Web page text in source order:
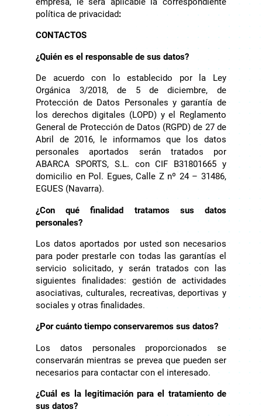
política de privacidad:
CONTACTOS
¿Quién es el responsable de sus datos?
De acuerdo con lo establecido por la Ley
Orgánica 3/2018, de 5 de diciembre, de
Protección de Datos Personales y garantía de
los derechos digitales (LOPD) y el Reglamento
General de Protección de Datos (RGPD) de 27 de
Abril de 2016, le informamos que los datos
personales aportados serán tratados por
ABARCA SPORTS, S.L. con CIF B31801665 y
domicilio en Pol. Egues, Calle Z nº 24 – 31486,
EGUES (Navarra).
¿Con qué finalidad tratamos sus datos
personales?
Los datos aportados por usted son necesarios
para poder prestarle con todas las garantías el
servicio solicitado, y serán tratados con las
siguientes finalidades: gestión de actividades
asociativas, culturales, recreativas, deportivas y
sociales y otras finalidades.
¿Por cuánto tiempo conservaremos sus datos?
Los datos personales proporcionados se
conservarán mientras se prevea que pueden ser
necesarios para contactar con el interesado.
¿Cuál es la legitimación para el tratamiento de
sus datos?